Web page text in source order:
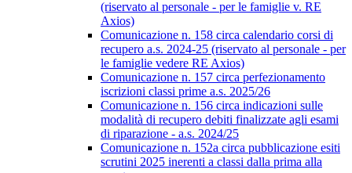
(riservato al personale - per le famiglie v. RE
Axios)
Comunicazione n. 158 circa calendario corsi di
recupero a.s. 2024-25 (riservato al personale - per
le famiglie vedere RE Axios)
Comunicazione n. 157 circa perfezionamento
iscrizioni classi prime a.s. 2025/26
Comunicazione n. 156 circa indicazioni sulle
modalità di recupero debiti finalizzate agli esami
di riparazione - a.s. 2024/25
Comunicazione n. 152a circa pubblicazione esiti
scrutini 2025 inerenti a classi dalla prima alla